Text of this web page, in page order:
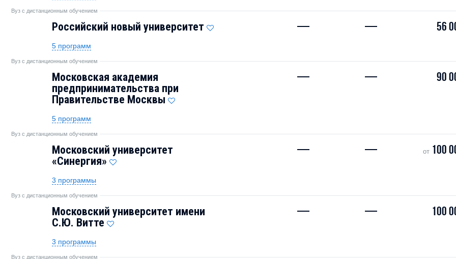
Вуз с дистанционным обучением
Российский новый университет — — 56
5 программ
Вуз с дистанционным обучением
Московская академия
предпринимательства при
Правительстве Москвы
— — 90
5 программ
Вуз с дистанционным обучением
Московский университет
«Синергия»
— — от 100
3 программы
Вуз с дистанционным обучением
Московский университет имени
С.Ю. Витте
— — 100
3 программы
Вуз с дистанционным обучением